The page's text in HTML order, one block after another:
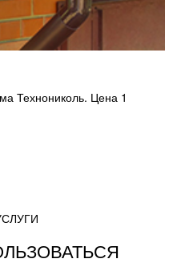
Технониколь. Цена 1